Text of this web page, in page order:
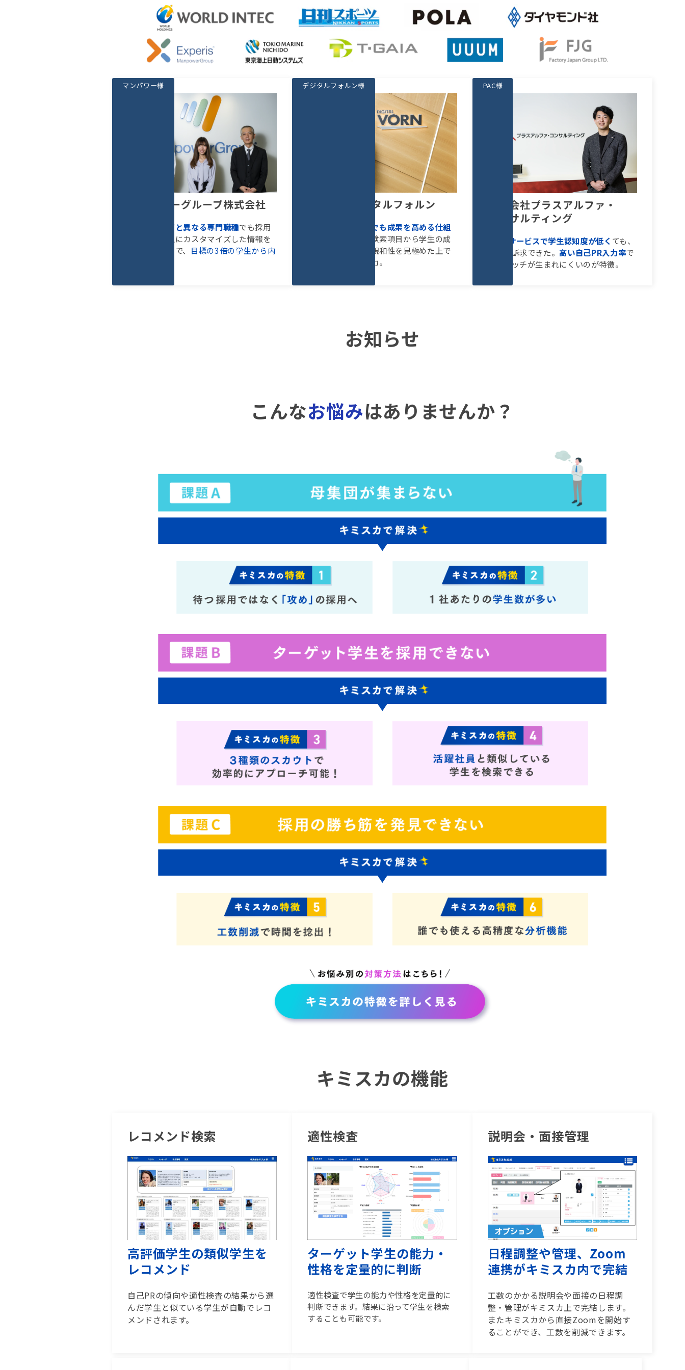
マンパワーグループ株式会社
業界イメージと異なる専門職種でも採用
を実現。学生にカスタマイズした情報を
提供することで、 目標の3倍の学生から内
マンパワー様
株式会社デジタルフォルン
限られた採用工数でも成果を高める仕組
がある。豊富な検索項目から学生の成
長意欲と自社との親和性を見極めた上で
選考できるのが魅力。
デジタルフォルン様
株式会社プラスアルファ・
コンサルティング
BtoBサービスで学生認知度が低く ても、
自社を訴求できた。 高い自己PR入力率で
ミスマッチが生まれにくいのが特徴。
PAC様
お知らせ
こんなお悩みはありませんか？
キミスカの機能
レコメンド検索
高評価学生の類似学生を
レコメンド
自己PRの傾向や適性検査の結果から選
んだ学生と似ている学生が自動でレコ
メンドされます。
適性検査
ターゲット学生の能力・
性格を定量的に判断
適性検査で学生の能力や性格を定量的に
判断できます。結果に沿って学生を検索
することも可能です。
説明会・面接管理
日程調整や管理、Zoom
連携がキミスカ内で完結
工数のかかる説明会や面接の日程調
整・管理がキミスカ上で完結します。
またキミスカから直接Zoomを開始す
ることができ、工数を削減できます。